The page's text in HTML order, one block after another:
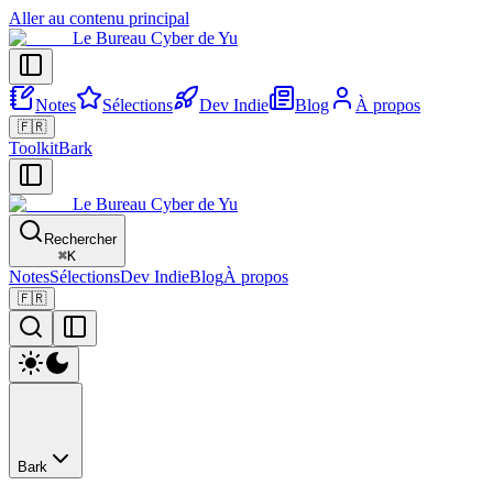
Aller au contenu principal
Le Bureau Cyber de Yu
Notes Sélections Dev Indie Blog À propos
🇫🇷
ToolkitBark
Le Bureau Cyber de Yu
Rechercher
⌘K
NotesSélectionsDev IndieBlogÀ propos
🇫🇷
Bark